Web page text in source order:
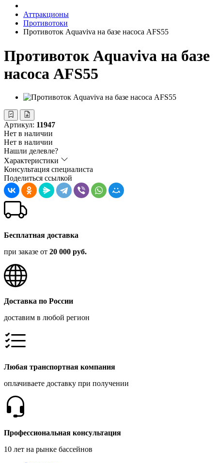
Аттракционы
Противотоки
Противоток Aquaviva на базе насоса AFS55
Противоток Aquaviva на базе
насоса AFS55
Артикул: 11947
Нет в наличии
Нет в наличии
Нашли делевле?
Характеристики
Консультация специалиста
Поделиться ссылкой
Бесплатная доставка
при заказе от 20 000 руб.
Доставка по России
доставим в любой регион
Любая транспортная компания
оплачиваете доставку при получении
Профессиональная консультация
10 лет на рынке бассейнов